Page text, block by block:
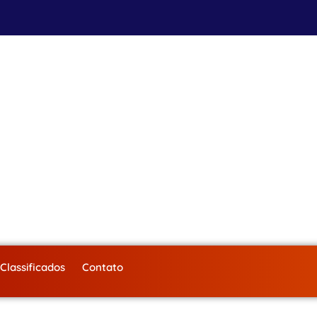
Classificados Contato